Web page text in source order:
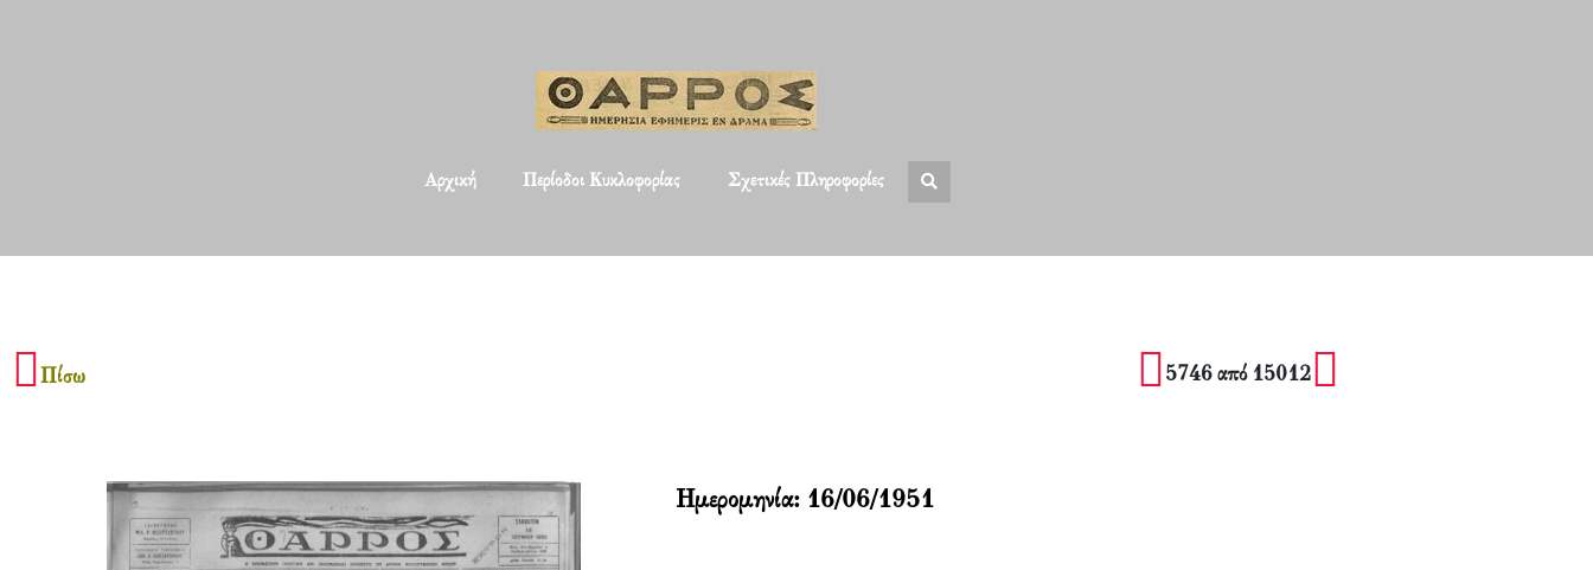
Αρχική Περίοδοι Κυκλοφορίας Σχετικές Πληροφορίες
Πίσω 5746 από 15012
Ημερομηνία: 16/06/1951